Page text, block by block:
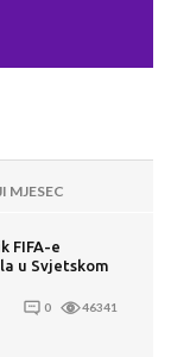
MJESEC
FIFA-e
u Svjetskom
0 46341